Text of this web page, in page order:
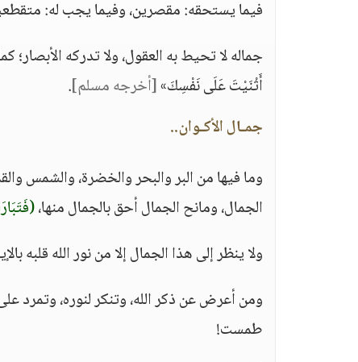
فيما يستحقه: مقصرين، وفيما يجب له:
جماله لا تحيط به العقول، ولا تدركه
أَثْنَيْتَ عَلَى نَفْسِكَ»[أخرجه مسلم].
جمـال الأكـوان..
وما فيها من البر والبحر والخضرة، والشمس
الجمال، ومانح الجمال أحق بالجمال منها،
ولا ينظر إلى هذا الجمال إلا من نور الله قلبه
ومن أعرض عن ذكر الله، وتنكر لنوره، وتمرد
طمست!